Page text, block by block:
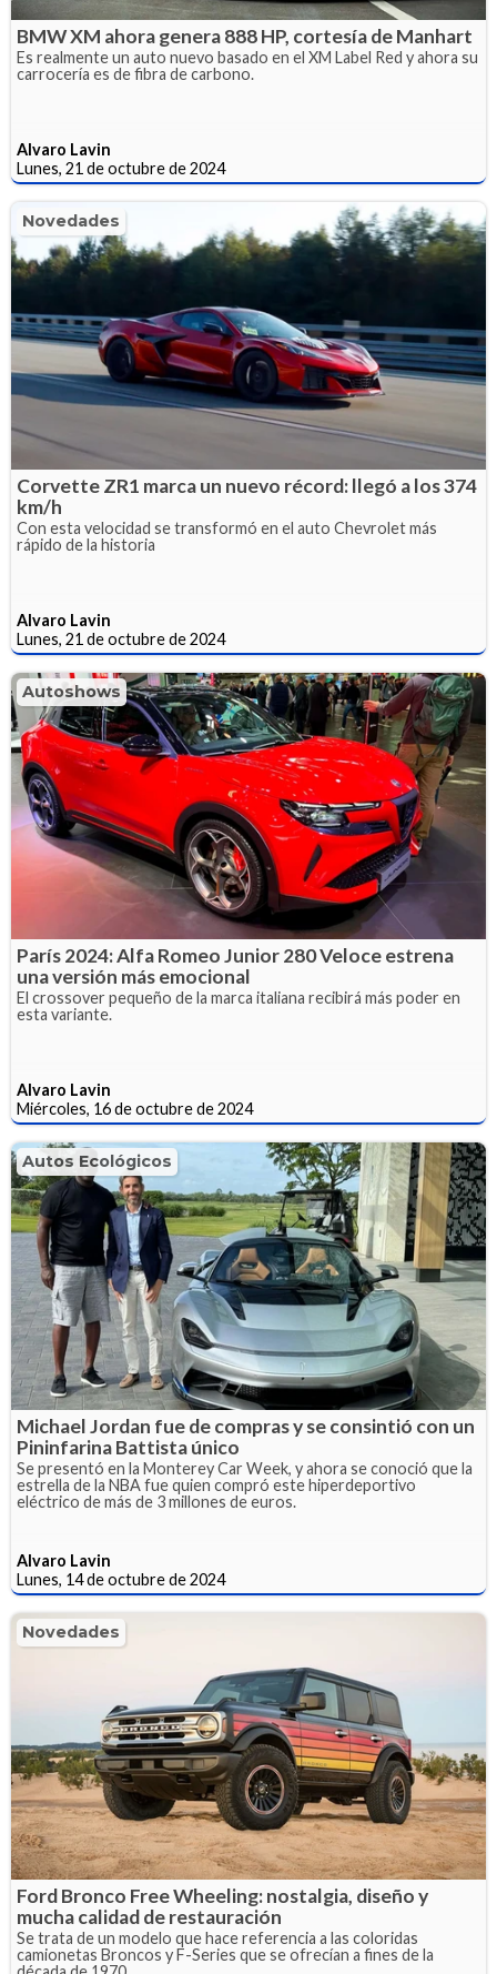
BMW XM ahora genera 888 HP, cortesía de Manhart
Es realmente un auto nuevo basado en el XM Label Red y ahora su
carrocería es de fibra de carbono.
Alvaro Lavin
Lunes, 21 de octubre de 2024
Novedades
Corvette ZR1 marca un nuevo récord: llegó a los 374
km/h
Con esta velocidad se transformó en el auto Chevrolet más
rápido de la historia
Alvaro Lavin
Lunes, 21 de octubre de 2024
Autoshows
París 2024: Alfa Romeo Junior 280 Veloce estrena
una versión más emocional
El crossover pequeño de la marca italiana recibirá más poder en
esta variante.
Alvaro Lavin
Miércoles, 16 de octubre de 2024
Autos Ecológicos
Michael Jordan fue de compras y se consintió con un
Pininfarina Battista único
Se presentó en la Monterey Car Week, y ahora se conoció que la
estrella de la NBA fue quien compró este hiperdeportivo
eléctrico de más de 3 millones de euros.
Alvaro Lavin
Lunes, 14 de octubre de 2024
Novedades
Ford Bronco Free Wheeling: nostalgia, diseño y
mucha calidad de restauración
Se trata de un modelo que hace referencia a las coloridas
camionetas Broncos y F-Series que se ofrecían a fines de la